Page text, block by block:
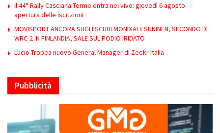
Il 44° Rally Casciana Terme entra nel vivo: giovedì 6 agosto
apertura delle iscrizioni
MOVISPORT ANCORA SUGLI SCUDI MONDIALI: SUNINEN, SECONDO DI
WRC-2 IN FINLANDIA, SALE SUL PODIO IRIDATO
Lucio Tropea nuovo General Manager di Zeekr Italia
Pubblicità